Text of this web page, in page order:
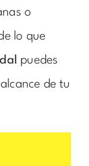
o
lo que
puedes
de tu